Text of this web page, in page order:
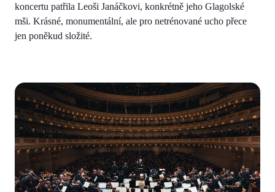
koncertu patřila Leoši Janáčkovi, konkrétně jeho Glagolské
mši. Krásné, monumentální, ale pro netrénované ucho přece
jen poněkud složité.